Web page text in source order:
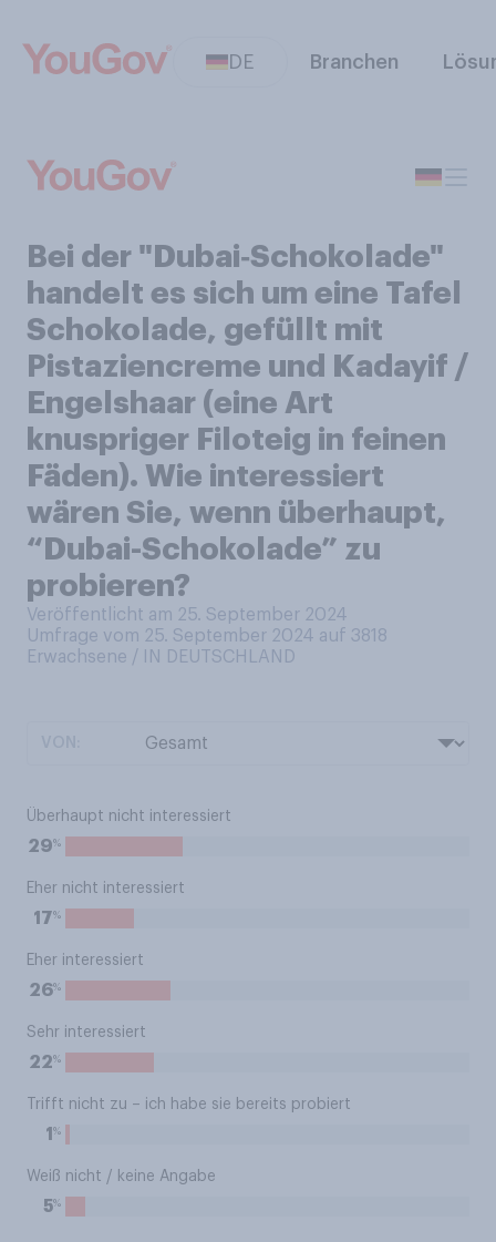
DE Branchen
Bei der "Dubai‑Schokolade"
handelt es sich um eine Tafel
Schokolade, gefüllt mit
Pistaziencreme und Kadayif /
Engelshaar (eine Art
knuspriger Filoteig in feinen
Fäden). Wie interessiert
wären Sie, wenn überhaupt,
“Dubai-Schokolade” zu
probieren?
Veröffentlicht am 25. September 2024
Umfrage vom 25. September 2024 auf 3818
Erwachsene / IN DEUTSCHLAND
Überhaupt nicht interessiert
29%
Eher nicht interessiert
17%
Eher interessiert
26%
Sehr interessiert
22%
Trifft nicht zu – ich habe sie bereits probiert
1 %
Weiß nicht / keine Angabe
5%